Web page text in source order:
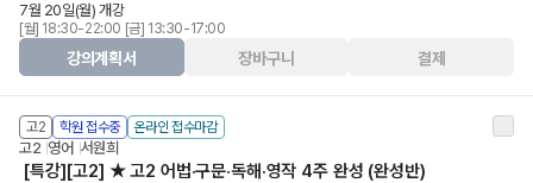
7월 20일(월) 개강
[월] 18:30-22:00 [금] 13:30-17:00
강의계획서 장바구니 결제
고2 학원 접수중 온라인 접수마감
고2 영어 서원희
[특강][고2] ★ 고2 어법·구문·독해·영작 4주 완성 (완성반)